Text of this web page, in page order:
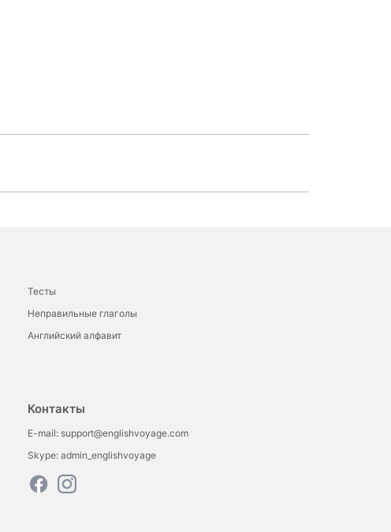
Тесты
Неправильные глаголы
Английский алфавит
Контакты
E-mail: support@englishvoyage.com
Skype: admin_englishvoyage